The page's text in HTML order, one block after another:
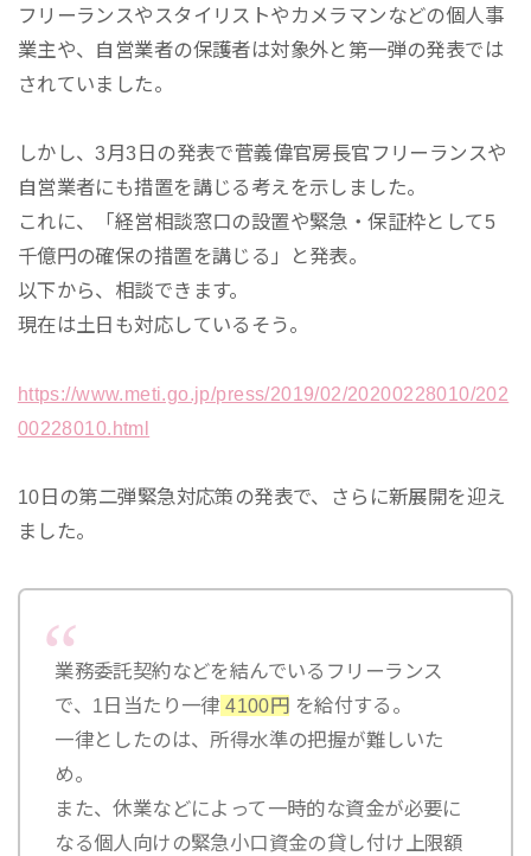
フリーランスやスタイリストやカメラマンなどの個人事
業主や、自営業者の保護者は対象外と第一弾の発表では
されていました。
しかし、3月3日の発表で菅義偉官房長官フリーランスや
自営業者にも措置を講じる考えを示しました。
これに、「経営相談窓口の設置や緊急・保証枠として5
千億円の確保の措置を講じる」と発表。
以下から、相談できます。
現在は土日も対応しているそう。
https://www.meti.go.jp/press/2019/02/20200228010/202
00228010.html
10日の第二弾緊急対応策の発表で、さらに新展開を迎え
ました。
業務委託契約などを結んでいるフリーランス
で、1日当たり一律4100円 を給付する。
一律としたのは、所得水準の把握が難しいた
め。
また、休業などによって一時的な資金が必要に
なる個人向けの緊急小口資金の貸し付け上限額